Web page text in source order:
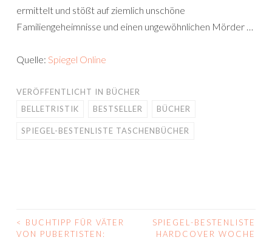
ermittelt und stößt auf ziemlich unschöne
Familiengeheimnisse und einen ungewöhnlichen Mörder …
Quelle: Spiegel Online
VERÖFFENTLICHT IN BÜCHER
BELLETRISTIK
BESTSELLER BÜCHER
SPIEGEL-BESTENLISTE TASCHENBÜCHER
BEITRAGS-
<
BUCHTIPP FÜR VÄTER
VON PUBERTISTEN:
SPIEGEL-BESTENLISTE
HARDCOVER WOCHE